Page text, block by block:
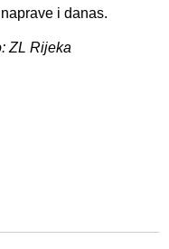
i danas.
ZL Rijeka